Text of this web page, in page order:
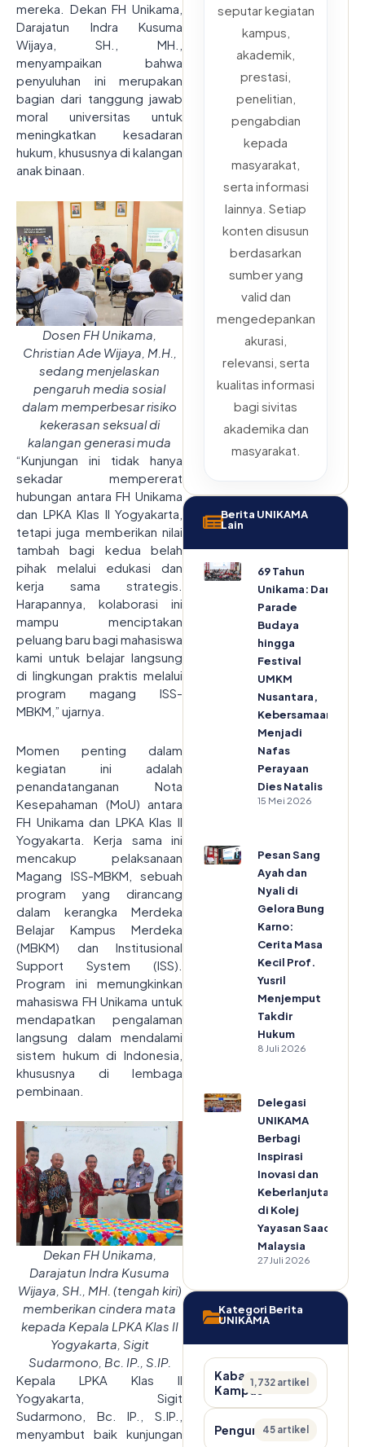
mereka. Dekan FH Unikama,
Darajatun Indra Kusuma
Wijaya, SH., MH.,
menyampaikan bahwa
penyuluhan ini merupakan
bagian dari tanggung jawab
moral universitas untuk
meningkatkan kesadaran
hukum, khususnya di kalangan
anak binaan.
Dosen FH Unikama,
Christian Ade Wijaya, M.H.,
sedang menjelaskan
pengaruh media sosial
dalam memperbesar risiko
kekerasan seksual di
kalangan generasi muda
“Kunjungan ini tidak hanya
sekadar mempererat
hubungan antara FH Unikama
dan LPKA Klas II Yogyakarta,
tetapi juga memberikan nilai
tambah bagi kedua belah
pihak melalui edukasi dan
kerja sama strategis.
Harapannya, kolaborasi ini
mampu menciptakan
peluang baru bagi mahasiswa
kami untuk belajar langsung
di lingkungan praktis melalui
program magang ISS-
MBKM,” ujarnya.
Momen penting dalam
kegiatan ini adalah
penandatanganan Nota
Kesepahaman (MoU) antara
FH Unikama dan LPKA Klas II
Yogyakarta. Kerja sama ini
mencakup pelaksanaan
Magang ISS-MBKM, sebuah
program yang dirancang
dalam kerangka Merdeka
Belajar Kampus Merdeka
(MBKM) dan Institusional
Support System (ISS).
Program ini memungkinkan
mahasiswa FH Unikama untuk
mendapatkan pengalaman
langsung dalam mendalami
sistem hukum di Indonesia,
khususnya di lembaga
pembinaan.
Dekan FH Unikama,
Darajatun Indra Kusuma
Wijaya, SH., MH. (tengah kiri)
memberikan cindera mata
kepada Kepala LPKA Klas II
Yogyakarta, Sigit
Sudarmono, Bc. IP., S.IP.
Kepala LPKA Klas II
Yogyakarta, Sigit
Sudarmono, Bc. IP., S.IP.,
menyambut baik kunjungan
seputar kegiatan
kampus,
akademik,
prestasi,
penelitian,
pengabdian
kepada
masyarakat,
serta informasi
lainnya. Setiap
konten disusun
berdasarkan
sumber yang
valid dan
mengedepankan
akurasi,
relevansi, serta
kualitas informasi
bagi sivitas
akademika dan
masyarakat.
Berita UNIKAMA
Lain
69 Tahun
Unikama: Dari
Parade
Budaya
hingga
Festival
UMKM
Nusantara,
Kebersamaan
Menjadi
Nafas
Perayaan
Dies Natalis
15 Mei 2026
Pesan Sang
Ayah dan
Nyali di
Gelora Bung
Karno:
Cerita Masa
Kecil Prof.
Yusril
Menjemput
Takdir
Hukum
8 Juli 2026
Delegasi
UNIKAMA
Berbagi
Inspirasi
Inovasi dan
Keberlanjutan
di Kolej
Yayasan Saad
Malaysia
27 Juli 2026
Kategori Berita
UNIKAMA
Kabar
Kampus
1,732 artikel
Pengumuman
45 artikel